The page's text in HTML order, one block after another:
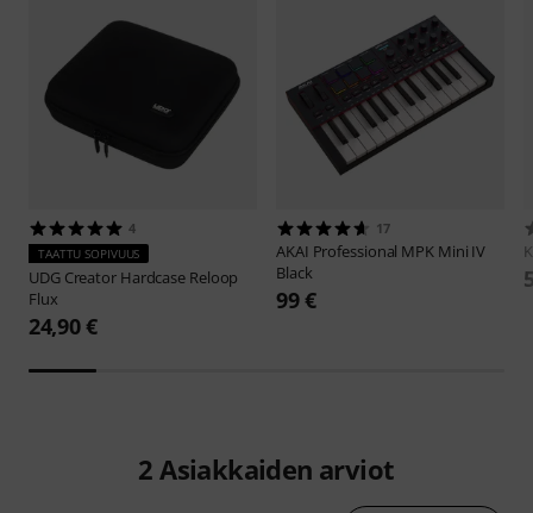
4
TAATTU SOPIVUUS
UDG Creator Hardcase Reloop
Flux
24,90 €
17
AKAI Professional MPK Mini IV
Black
99 €
2 Asiakkaiden arviot